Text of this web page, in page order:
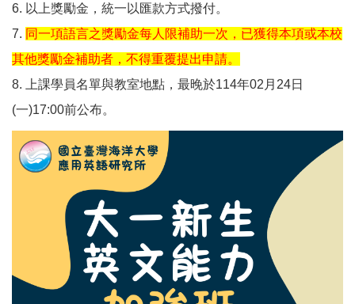
6. 以上獎勵金，統一以匯款方式撥付。
7. 同一項語言之獎勵金每人限補助一次，已獲得本項或本校
其他獎勵金補助者，不得重覆提出申請。
8. 上課學員名單與教室地點，最晚於114年02月24日
(一)17:00前公布。